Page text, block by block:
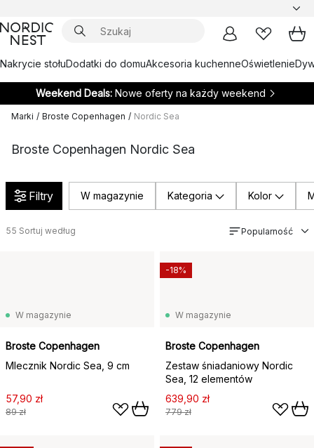
Nakrycie stołuDodatki do domuAkcesoria kuchenneOświetlenie
Weekend Deals: Nowe oferty na każdy weekend
Marki / Broste Copenhagen / Nordic Sea
Broste Copenhagen Nordic Sea
Filtry W magazynie Kategoria Kolor
55 Sortuj według Popularność
W magazynie
Broste Copenhagen
Mlecznik Nordic Sea, 9 cm
57,90 zł
89 zł
W magazynie
Broste Copenhagen
Zestaw śniadaniowy Nordic
Sea, 12 elementów
639,90 zł
779 zł
-18%